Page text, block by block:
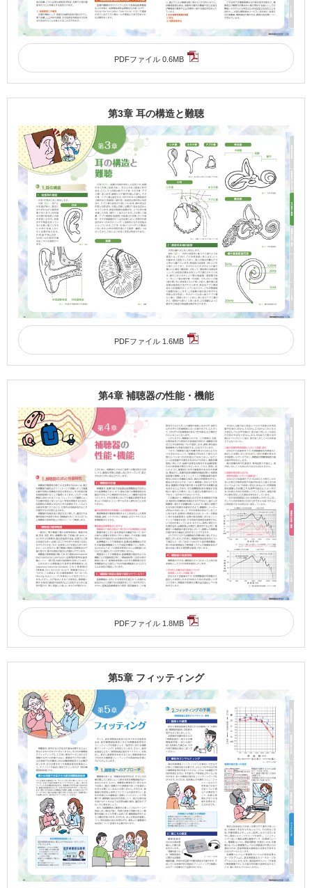
PDFファイル 0.6MB
第3章 耳の構造と難聴
PDFファイル 1.6MB
第4章 補聴器の性能・機能
PDFファイル 1.8MB
第5章 フィッティング